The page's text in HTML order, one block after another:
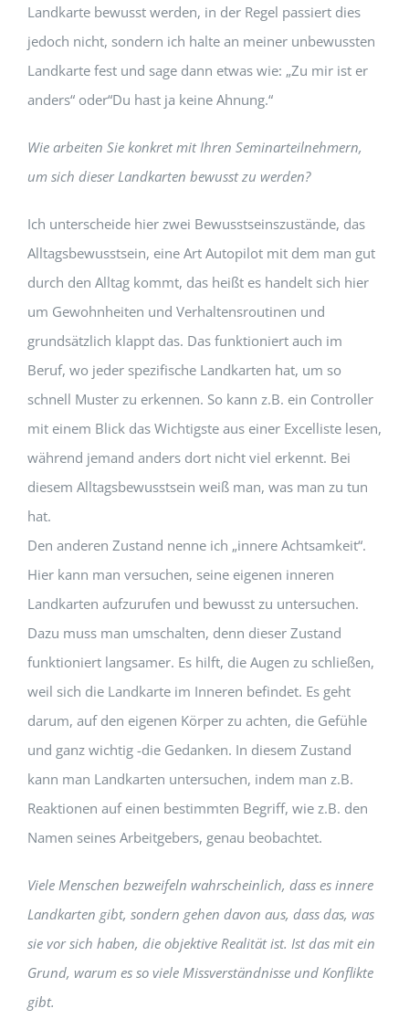
Landkarte bewusst werden, in der Regel passiert dies
jedoch nicht, sondern ich halte an meiner unbewussten
Landkarte fest und sage dann etwas wie: „Zu mir ist er
anders“ oder“Du hast ja keine Ahnung.“
Wie arbeiten Sie konkret mit Ihren Seminarteilnehmern,
um sich dieser Landkarten bewusst zu werden?
Ich unterscheide hier zwei Bewusstseinszustände, das
Alltagsbewusstsein, eine Art Autopilot mit dem man gut
durch den Alltag kommt, das heißt es handelt sich hier
um Gewohnheiten und Verhaltensroutinen und
grundsätzlich klappt das. Das funktioniert auch im
Beruf, wo jeder spezifische Landkarten hat, um so
schnell Muster zu erkennen. So kann z.B. ein Controller
mit einem Blick das Wichtigste aus einer Excelliste lesen,
während jemand anders dort nicht viel erkennt. Bei
diesem Alltagsbewusstsein weiß man, was man zu tun
hat.
Den anderen Zustand nenne ich „innere Achtsamkeit“.
Hier kann man versuchen, seine eigenen inneren
Landkarten aufzurufen und bewusst zu untersuchen.
Dazu muss man umschalten, denn dieser Zustand
funktioniert langsamer. Es hilft, die Augen zu schließen,
weil sich die Landkarte im Inneren befindet. Es geht
darum, auf den eigenen Körper zu achten, die Gefühle
und ganz wichtig -die Gedanken. In diesem Zustand
kann man Landkarten untersuchen, indem man z.B.
Reaktionen auf einen bestimmten Begriff, wie z.B. den
Namen seines Arbeitgebers, genau beobachtet.
Viele Menschen bezweifeln wahrscheinlich, dass es innere
Landkarten gibt, sondern gehen davon aus, dass das, was
sie vor sich haben, die objektive Realität ist. Ist das mit ein
Grund, warum es so viele Missverständnisse und Konflikte
gibt.